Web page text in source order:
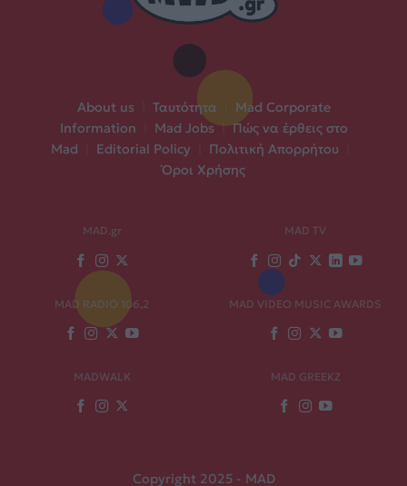
About us Ταυτότητα
Mad Corporate
Information
Mad Jobs | Πώς να έρθεις στο
Mad
Editorial Policy Πολιτική Απορρήτου
Όροι Χρήσης
MAD.gr MAD TV
MAD RADIO 106,2 MAD VIDEO MUSIC AWARDS
MADWALK MAD GREEKZ
Copyright 2025 - MAD